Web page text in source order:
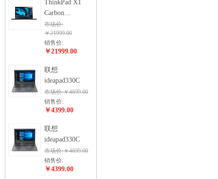
ThinkPad X1
Carbon...
市场价:
￥21999.00
销售价:
￥21999.00
联想
ideapad330C
市场价:￥4699.00
销售价:
￥4399.00
联想
ideapad330C
市场价:￥4699.00
销售价:
￥4399.00